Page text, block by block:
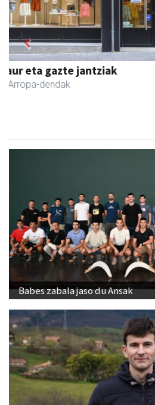
Aita Larramendi Ikastola
Andoain - Hezkuntza
Previous
Babes zabala jaso du Ansak